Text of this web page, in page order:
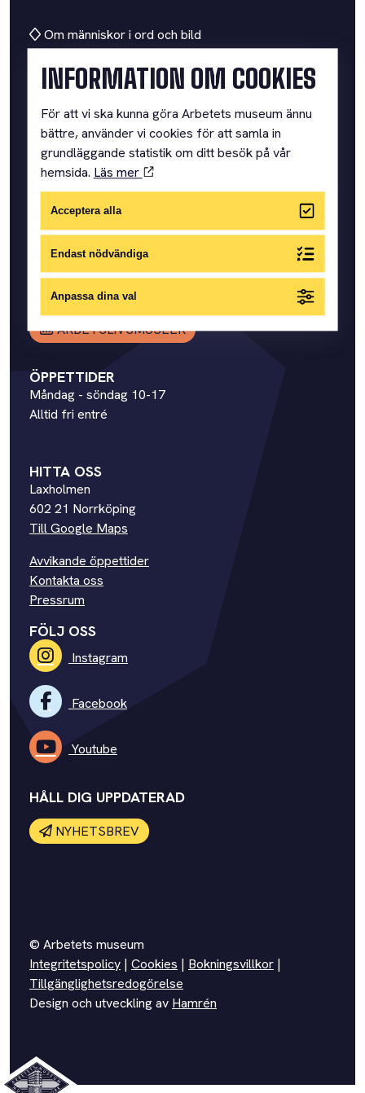
Om människor i ord och bild
ARBETETS MUSEUM
Där vi samlar människors minnen och berättelser om
arbete och vardag.
SNABBLÄNKAR
VÅRA UTSTÄLLNINGAR
PRAKTISK INFORMATION
BOKA KONFERENS
BOKA GRUPPBESÖK
ARBETSLIVSMUSEER
ÖPPETTIDER
Måndag - söndag 10-17
Alltid fri entré
HITTA OSS
Laxholmen
602 21 Norrköping
Till Google Maps
Avvikande öppettider
Kontakta oss
Pressrum
FÖLJ OSS
Instagram
Facebook
Youtube
HÅLL DIG UPPDATERAD
NYHETSBREV
© Arbetets museum
Integritetspolicy | Cookies | Bokningsvillkor |
Tillgänglighetsredogörelse
Design och utveckling av Hamrén
INFORMATION OM COOKIES
För att vi ska kunna göra Arbetets museum ännu
bättre, använder vi cookies för att samla in
grundläggande statistik om ditt besök på vår
hemsida. Läs mer
Acceptera alla
Endast nödvändiga
Anpassa dina val